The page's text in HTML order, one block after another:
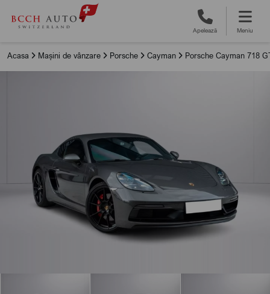
Apelează Meniu
Acasa Mașini de vânzare Porsche Cayman Porsche Cayman 718